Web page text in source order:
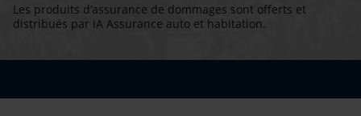
Les produits d’assurance de dommages sont offerts et
distribués par iA Assurance auto et habitation.